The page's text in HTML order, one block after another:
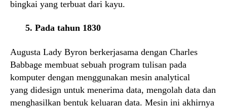
bingkai yang terbuat dari kayu.
5. Pada tahun 1830
Augusta Lady Byron berkerjasama dengan Charles
Babbage membuat sebuah program tulisan pada
komputer dengan menggunakan mesin analytical
yang didesign untuk menerima data, mengolah data dan
menghasilkan bentuk keluaran data. Mesin ini akhirnya